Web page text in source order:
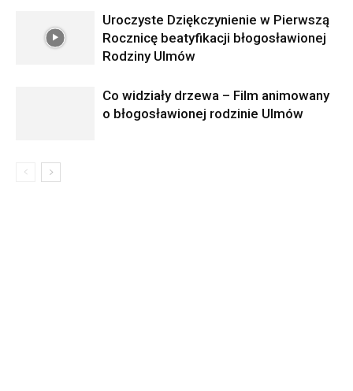
Uroczyste Dziękczynienie w Pierwszą
Rocznicę beatyfikacji błogosławionej
Rodziny Ulmów
Co widziały drzewa – Film animowany
o błogosławionej rodzinie Ulmów